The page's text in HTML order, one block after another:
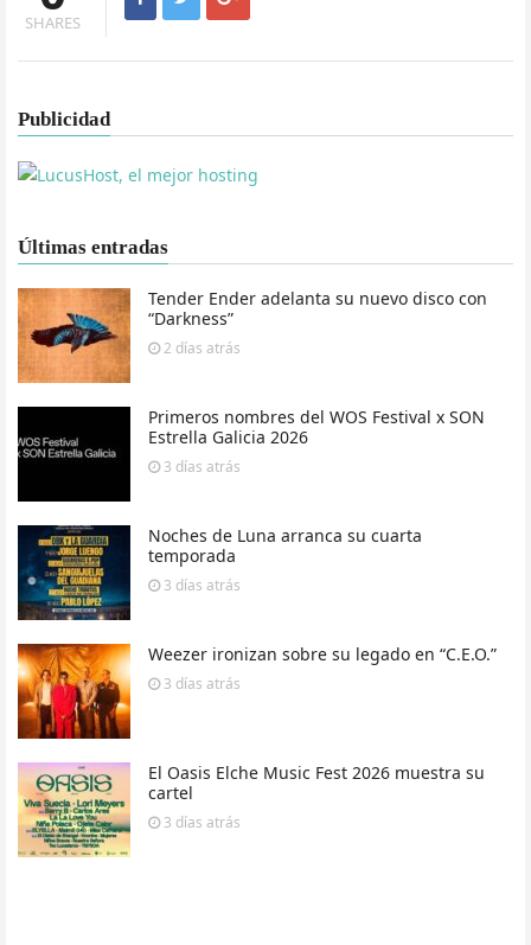
SHARES
Publicidad
Últimas entradas
Tender Ender adelanta su nuevo disco con
“Darkness”
2 días atrás
Primeros nombres del WOS Festival x SON
Estrella Galicia 2026
3 días atrás
Noches de Luna arranca su cuarta
temporada
3 días atrás
Weezer ironizan sobre su legado en “C.E.O.”
3 días atrás
El Oasis Elche Music Fest 2026 muestra su
cartel
3 días atrás